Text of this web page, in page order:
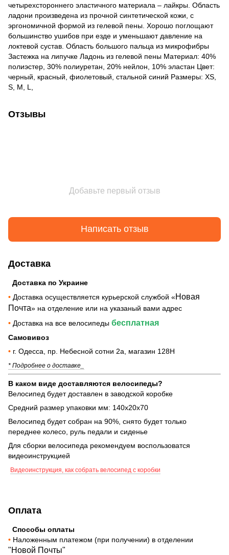
четырехстороннего эластичного материала – лайкры. Область
ладони произведена из прочной синтетической кожи, с
эргономичной формой из гелевой пены. Хорошо поглощают
большинство ушибов при езде и уменьшают давление на
локтевой сустав. Область большого пальца из микрофибры
Застежка на липучке Ладонь из гелевой пены Материал: 40%
полиэстер, 30% полиуретан, 20% нейлон, 10% эластан Цвет:
черный, красный, фиолетовый, стальной синий Размеры: XS,
S, M, L,
Отзывы
Добавьте первый отзыв
Написать отзыв
Доставка
Доставка по Украине
• Доставка осуществляется курьерской службой «Новая
Почта» на отделение или на указаный вами адрес
• Доставка на все велосипеды бесплатная
Самовивоз
• г. Одесса, пр. Небесной сотни 2а, магазин 128Н
* Подробнее о доставке_
В каком виде доставляются велосипеды?
Велосипед будет доставлен в заводской коробке
Средний размер упаковки мм: 140х20х70
Велосипед будет собран на 90%, снято будет только
переднее колесо, руль педали и сиденье
Для сборки велосипеда рекомендуем воспользоватся
видеоинструкцией
Видеоинструкция, как собрать велосипед с коробки
Оплата
Способы оплаты
• Наложенным платежом (при получении) в отделении
"Новой Почты"